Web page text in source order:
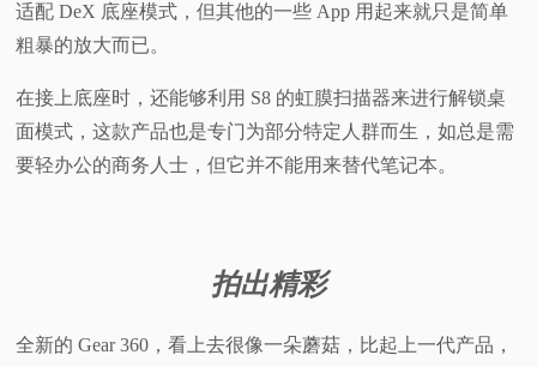
适配 DeX 底座模式，但其他的一些 App 用起来就只是简单
粗暴的放大而已。
在接上底座时，还能够利用 S8 的虹膜扫描器来进行解锁桌
面模式，这款产品也是专门为部分特定人群而生，如总是需
要轻办公的商务人士，但它并不能用来替代笔记本。
拍出精彩
全新的 Gear 360，看上去很像一朵蘑菇，比起上一代产品，